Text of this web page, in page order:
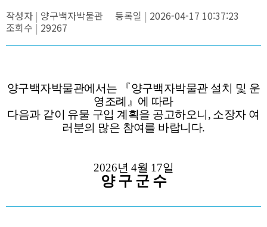
작성자 양구백자박물관 등록일
2026-04-17 10:37:23
조회수
29267
양구백자박물관에서는 『양구백자박물관 설치 및 운
영조례 』 에 따라
다음과 같이 유물 구입 계획을 공고하오니 , 소장자 여
러분의 많은 참여를 바랍니다.
2026년 4월 17일
양 구 군 수